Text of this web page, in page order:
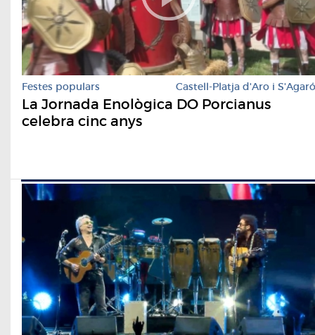
Festes populars Castell-Platja d'Aro i S'Agaró
La Jornada Enològica DO Porcianus
celebra cinc anys